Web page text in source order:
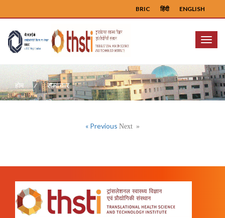
ENGLISH
हिंदी
BRIC
Menu
होम समाचार
« Previous Next »